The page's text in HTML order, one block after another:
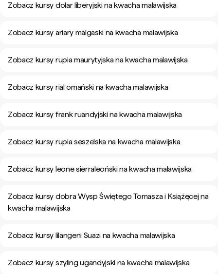
Zobacz kursy dolar liberyjski na kwacha malawijska
Zobacz kursy ariary malgaski na kwacha malawijska
Zobacz kursy rupia maurytyjska na kwacha malawijska
Zobacz kursy rial omański na kwacha malawijska
Zobacz kursy frank ruandyjski na kwacha malawijska
Zobacz kursy rupia seszelska na kwacha malawijska
Zobacz kursy leone sierraleoński na kwacha malawijska
Zobacz kursy dobra Wysp Świętego Tomasza i Książęcej na
kwacha malawijska
Zobacz kursy lilangeni Suazi na kwacha malawijska
Zobacz kursy szyling ugandyjski na kwacha malawijska